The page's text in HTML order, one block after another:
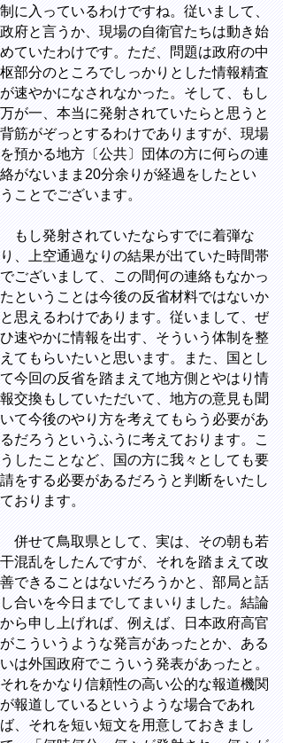
制に入っているわけですね。従いまして、
政府と言うか、現場の自衛官たちは動き始
めていたわけです。ただ、問題は政府の中
枢部分のところでしっかりとした情報精査
が速やかになされなかった。そして、もし
万が一、本当に発射されていたらと思うと
背筋がぞっとするわけでありますが、現場
を預かる地方〔公共〕団体の方に何らの連
絡がないまま20分余りが経過をしたとい
うことでございます。
もし発射されていたならすでに着弾な
り、上空通過なりの結果が出ていた時間帯
でございまして、この間何の連絡もなかっ
たということは今後の反省材料ではないか
と思えるわけであります。従いまして、ぜ
ひ速やかに情報を出す、そういう体制を整
えてもらいたいと思います。また、国とし
て今回の反省を踏まえて地方側とやはり情
報交換もしていただいて、地方の意見も聞
いて今後のやり方を考えてもらう必要があ
るだろうというふうに考えております。こ
うしたことなど、国の方に我々としても要
請をする必要があるだろうと判断をいたし
ております。
併せて鳥取県として、実は、その朝も若
干混乱をしたんですが、それを踏まえて改
善できることはないだろうかと、部局と話
し合いを今日までしてまいりました。結論
から申し上げれば、例えば、日本政府高官
がこういうような発言があったとか、ある
いは外国政府でこういう発表があったと。
それをかなり信頼性の高い公的な報道機関
が報道しているというような場合であれ
ば、それを短い短文を用意しておきまし